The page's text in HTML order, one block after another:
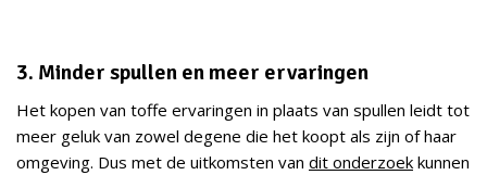
3. Minder spullen en meer ervaringen
Het kopen van toffe ervaringen in plaats van spullen leidt tot
meer geluk van zowel degene die het koopt als zijn of haar
omgeving. Dus met de uitkomsten van dit onderzoek kunnen